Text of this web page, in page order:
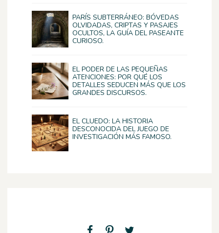
PARÍS SUBTERRÁNEO: BÓVEDAS
OLVIDADAS, CRIPTAS Y PASAJES
OCULTOS, LA GUÍA DEL PASEANTE
CURIOSO.
EL PODER DE LAS PEQUEÑAS
ATENCIONES: POR QUÉ LOS
DETALLES SEDUCEN MÁS QUE LOS
GRANDES DISCURSOS.
EL CLUEDO: LA HISTORIA
DESCONOCIDA DEL JUEGO DE
INVESTIGACIÓN MÁS FAMOSO.